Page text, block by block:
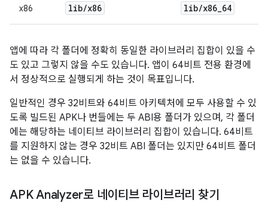
x86 lib/x86 lib/x86 64
앱에 따라 각 폴더에 정확히 동일한 라이브러리 집합이 있을 수
도 있고 그렇지 않을 수도 있습니다. 앱이 64비트 전용 환경에
서 정상적으로 실행되게 하는 것이 목표입니다.
일반적인 경우 32비트와 64비트 아키텍처에 모두 사용할 수 있
도록 빌드된 APK나 번들에는 두 ABI용 폴더가 있으며, 각 폴더
에는 해당하는 네이티브 라이브러리 집합이 있습니다. 64비트
를 지원하지 않는 경우 32비트 ABI 폴더는 있지만 64비트 폴더
는 없을 수 있습니다.
APK Analyzer로 네이티브 라이브러리 찾기